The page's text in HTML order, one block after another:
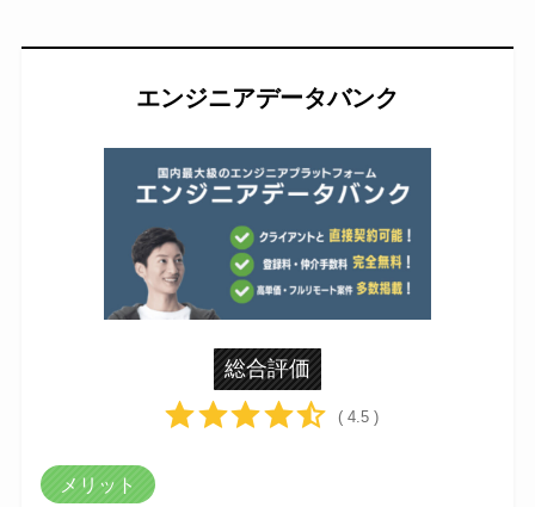
エンジニアデータバンク
総合評価
( 4.5 )
メリット